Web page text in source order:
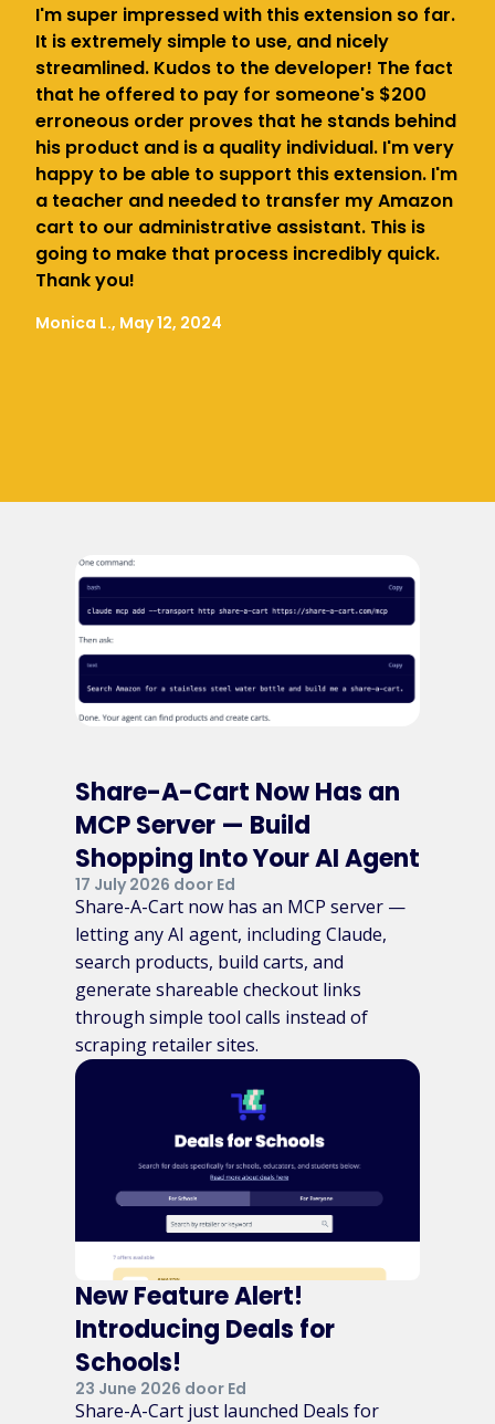
I'm super impressed with this extension so far.
It is extremely simple to use, and nicely
streamlined. Kudos to the developer! The fact
that he offered to pay for someone's $200
erroneous order proves that he stands behind
his product and is a quality individual. I'm very
happy to be able to support this extension. I'm
a teacher and needed to transfer my Amazon
cart to our administrative assistant. This is
going to make that process incredibly quick.
Thank you!
Monica L., May 12, 2024
Share-A-Cart Now Has an
MCP Server — Build
Shopping Into Your AI Agent
17 July 2026 door Ed
Share-A-Cart now has an MCP server —
letting any AI agent, including Claude,
search products, build carts, and
generate shareable checkout links
through simple tool calls instead of
scraping retailer sites.
New Feature Alert!
Introducing Deals for
Schools!
23 June 2026 door Ed
Share-A-Cart just launched Deals for